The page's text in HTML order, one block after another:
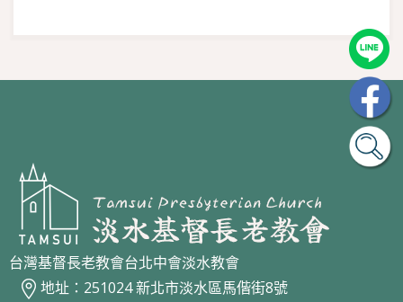
台灣基督長老教會台北中會淡水教會
地址：251024 新北市淡水區馬偕街8號